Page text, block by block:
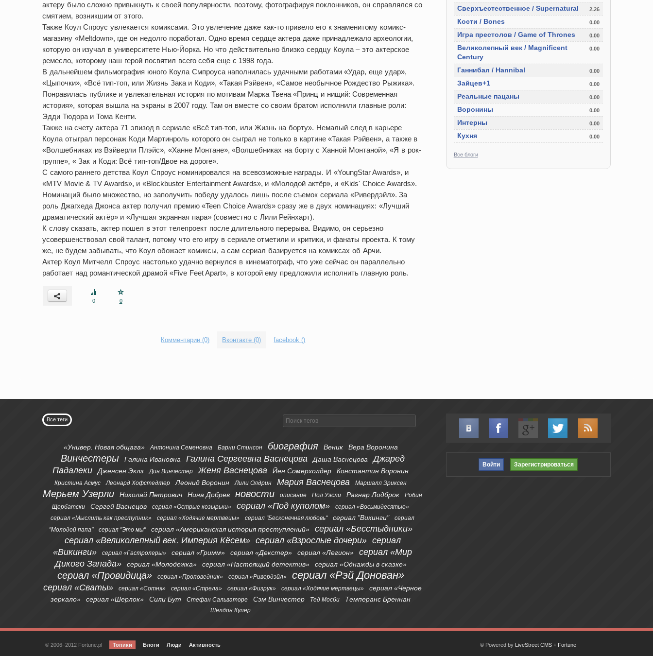
Сверхъестественное / Supernatural 2.26
Кости / Bones 0.00
Игра престолов / Game of Thrones 0.00
Великолепный век / Magnificent
Century
0.00
Ганнибал / Hannibal 0.00
Зайцев+1 0.00
Реальные пацаны 0.00
Воронины 0.00
Интерны 0.00
Кухня 0.00
Все блоги
актеру было сложно привыкнуть к своей популярности, поэтому, фотографируя поклонников, он справлялся со
смятием, возникшим от этого.
Также Коул Спроус увлекается комиксами. Это увлечение даже как-то привело его к знаменитому комикс-
магазину «Meltdown», где он недолго поработал. Одно время сердце актера даже принадлежало археологии,
которую он изучал в университете Нью-Йорка. Но что действительно близко сердцу Коула – это актерское
ремесло, которому наш герой посвятил всего себя еще с 1998 года.
В дальнейшем фильмография юного Коула Смпроуса наполнилась удачными работами «Удар, еще удар»,
«Цыпочки», «Всё тип-топ, или Жизнь Зака и Коди», «Такая Рэйвен», «Самое необычное Рождество Рыжика».
Понравилась публике и увлекательная история по мотивам Марка Твена «Принц и нищий: Современная
история», которая вышла на экраны в 2007 году. Там он вместе со своим братом исполнили главные роли:
Эдди Тюдора и Тома Кенти.
Также на счету актера 71 эпизод в сериале «Всё тип-топ, или Жизнь на борту». Немалый след в карьере
Коула отыграл персонаж Коди Мартинроль которого он сыграл не только в картине «Такая Рэйвен», а также в
«Волшебниках из Вэйверли Плэйс», «Ханне Монтане», «Волшебниках на борту с Ханной Монтаной», «Я в рок-
группе», « Зак и Коди: Всё тип-топ/Двое на дороге».
С самого раннего детства Коул Спроус номинировался на всевозможные награды. И «YoungStar Awards», и
«MTV Movie & TV Awards», и «Blockbuster Entertainment Awards», и «Молодой актёр», и «Kids' Choice Awards».
Номинаций было множество, но заполучить победу удалось лишь после съемок сериала «Ривердэйл». За
роль Джагхеда Джонса актер получил премию «Teen Choice Awards» сразу же в двух номинациях: «Лучший
драматический актёр» и «Лучшая экранная пара» (совместно с Лили Рейнхарт).
К слову сказать, актер пошел в этот телепроект после длительного перерыва. Видимо, он серьезно
усовершенствовал свой талант, потому что его игру в сериале отметили и критики, и фанаты проекта. К тому
же, не будем забывать, что Коул обожает комиксы, а сам сериал базируется на комиксах об Арчи.
Актер Коул Митчелл Спроус настолько удачно вернулся в кинематограф, что уже сейчас он параллельно
работает над романтической драмой «Five Feet Apart», в которой ему предложили исполнить главную роль.
0 0
Комментарии (0) Вконтакте (0) facebook ()
Войти Зарегистрироваться
Все теги
«Универ. Новая общага» Антонина Семеновна Барни Стинсон биография Веник Вера Воронина
Винчестеры Галина Ивановна Галина Сергеевна Васнецова Даша Васнецова
Джаред
Падалеки
Дженсен Эклз Дин Винчестер Женя Васнецова Йен Сомерхолдер Константин Воронин
Кристина Асмус Леонард Хофстедтер Леонид Воронин Лили Олдрин Мария Васнецова Маршалл Эриксен
Мерьем Узерли Николай Петрович Нина Добрев новости описание Пол Уэсли Рагнар Лодброк
Робин
Щербатски
Сергей Васнецов сериал «Острые козырьки» сериал «Под куполом»
сериал «Восьмидесятые»
сериал «Мыслить как преступник»
сериал «Ходячие мертвецы» сериал "Бесконечная любовь" сериал "Викинги"
сериал
"Молодой папа"
сериал "Это мы" сериал «Американская история преступлений»
сериал «Бесстыдники»
сериал «Великолепный век. Империя Кёсем» сериал «Взрослые дочери» сериал
«Викинги»
сериал «Гастролеры» сериал «Гримм» сериал «Декстер» сериал «Легион»
сериал «Мир
Дикого Запада»
сериал «Молодежка» сериал «Настоящий детектив» сериал «Однажды в сказке»
сериал «Провидица» сериал «Проповедник» сериал «Ривердэйл» сериал «Рэй Донован»
сериал «Сваты» сериал «Сотня» сериал «Стрела» сериал «Физрук» сериал «Ходячие мертвецы»
сериал «Черное
зеркало»
сериал «Шерлок» Сили Бут Стефан Сальваторе Сэм Винчестер Тед Мосби Темперанс Бреннан
Шелдон Купер
© Powered by LiveStreet CMS + Fortune
© 2006–2012 Fortune.pl Топики Блоги Люди Активность